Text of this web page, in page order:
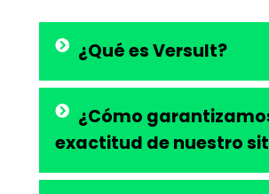
¿Qué es Versult?
¿Cómo
exactitud de nuestro